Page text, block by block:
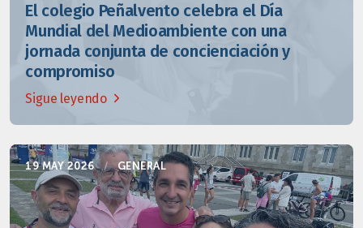
El colegio Peñalvento celebra el Día
Mundial del Medioambiente con una
jornada conjunta de concienciación y
compromiso
Sigue leyendo
19 MAY 2026 / GENERAL